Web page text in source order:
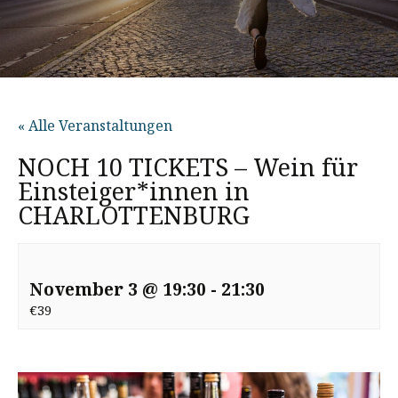
« Alle Veranstaltungen
NOCH 10 TICKETS – Wein für
Einsteiger*innen in
CHARLOTTENBURG
November 3 @ 19:30 - 21:30
€39